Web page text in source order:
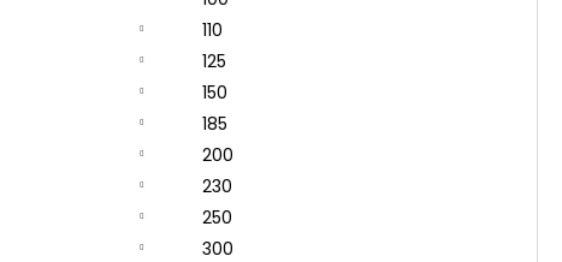
110
125
150
185
200
230
250
300